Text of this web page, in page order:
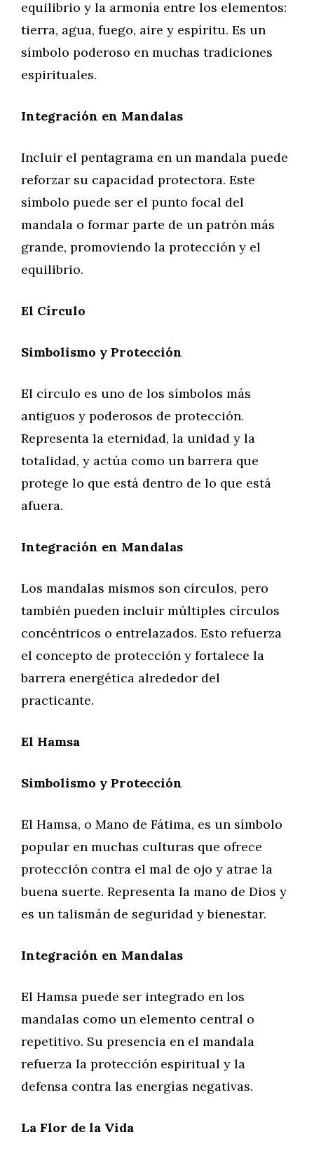
equilibrio y la armonía entre los elementos:
tierra, agua, fuego, aire y espíritu. Es un
símbolo poderoso en muchas tradiciones
espirituales.
Integración en Mandalas
Incluir el pentagrama en un mandala puede
reforzar su capacidad protectora. Este
símbolo puede ser el punto focal del
mandala o formar parte de un patrón más
grande, promoviendo la protección y el
equilibrio.
El Círculo
Simbolismo y Protección
El círculo es uno de los símbolos más
antiguos y poderosos de protección.
Representa la eternidad, la unidad y la
totalidad, y actúa como un barrera que
protege lo que está dentro de lo que está
afuera.
Integración en Mandalas
Los mandalas mismos son círculos, pero
también pueden incluir múltiples círculos
concéntricos o entrelazados. Esto refuerza
el concepto de protección y fortalece la
barrera energética alrededor del
practicante.
El Hamsa
Simbolismo y Protección
El Hamsa, o Mano de Fátima, es un símbolo
popular en muchas culturas que ofrece
protección contra el mal de ojo y atrae la
buena suerte. Representa la mano de Dios y
es un talismán de seguridad y bienestar.
Integración en Mandalas
El Hamsa puede ser integrado en los
mandalas como un elemento central o
repetitivo. Su presencia en el mandala
refuerza la protección espiritual y la
defensa contra las energías negativas.
La Flor de la Vida